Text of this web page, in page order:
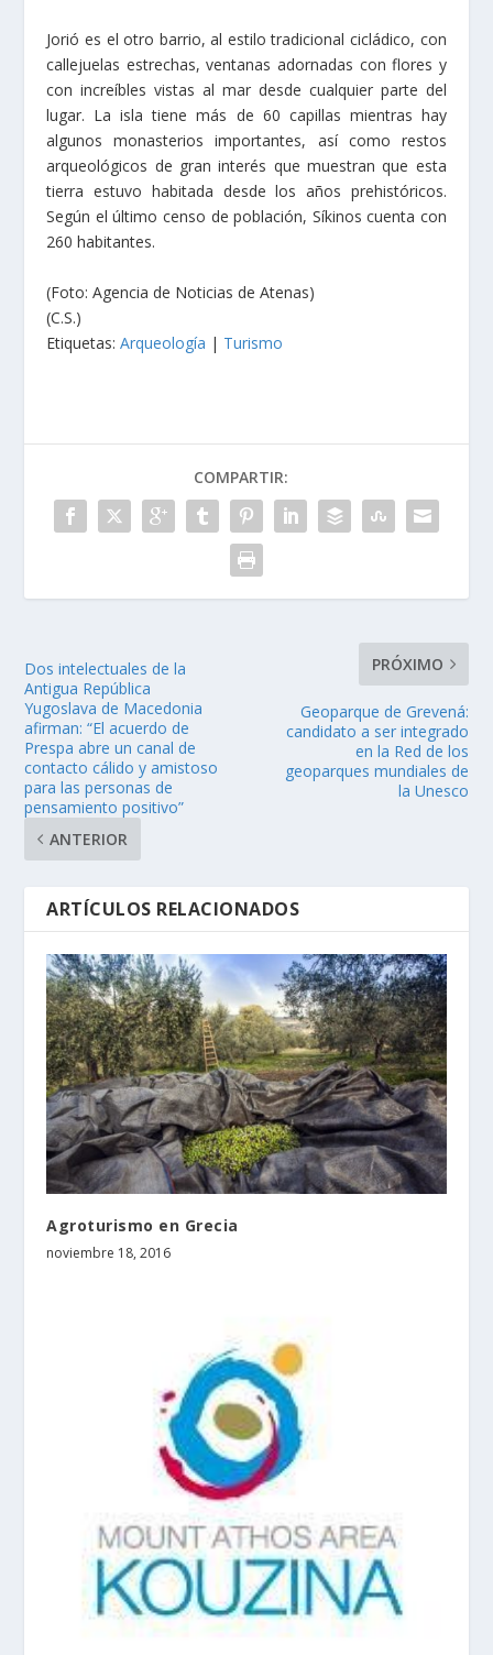
Jorió es el otro barrio, al estilo tradicional cicládico, con
callejuelas estrechas, ventanas adornadas con flores y
con increíbles vistas al mar desde cualquier parte del
lugar. La isla tiene más de 60 capillas mientras hay
algunos monasterios importantes, así como restos
arqueológicos de gran interés que muestran que esta
tierra estuvo habitada desde los años prehistóricos.
Según el último censo de población, Síkinos cuenta con
260 habitantes.
(Foto: Αgencia de Noticias de Atenas)
(C.S.)
Etiquetas:Arqueología | Turismo
COMPARTIR:
Dos intelectuales de la
Antigua República
Yugoslava de Macedonia
afirman: “El acuerdo de
Prespa abre un canal de
contacto cálido y amistoso
para las personas de
pensamiento positivo”
ANTERIOR
PRÓXIMO
Geoparque de Grevená:
candidato a ser integrado
en la Red de los
geoparques mundiales de
la Unesco
ARTÍCULOS RELACIONADOS
Agroturismo en Grecia
noviembre 18, 2016